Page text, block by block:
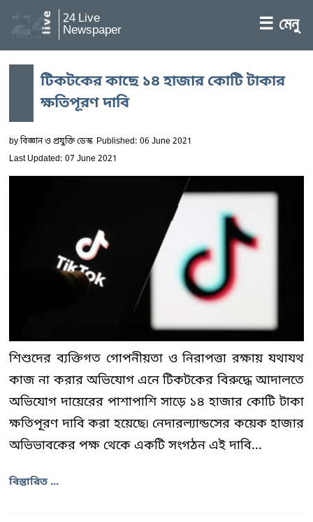
24 Live
Newspaper ☰ মেনু
টিকটকের কাছে ১৪ হাজার কোটি টাকার
ক্ষতিপূরণ দাবি
byবিজ্ঞান ও প্রযুক্তি ডেস্ক Published: 06 June 2021
Last Updated: 07 June 2021
শিশুদের ব্যক্তিগত গোপনীয়তা ও নিরাপত্তা রক্ষায় যথাযথ
কাজ না করার অভিযোগ এনে টিকটকের বিরুদ্ধে আদালতে
অভিযোগ দায়েরের পাশাপাশি সাড়ে ১৪ হাজার কোটি টাকা
ক্ষতিপূরণ দাবি করা হয়েছে৷ নেদারল্যান্ডসের কয়েক হাজার
অভিভাবকের পক্ষ থেকে একটি সংগঠন এই দাবি...
বিস্তারিত ...